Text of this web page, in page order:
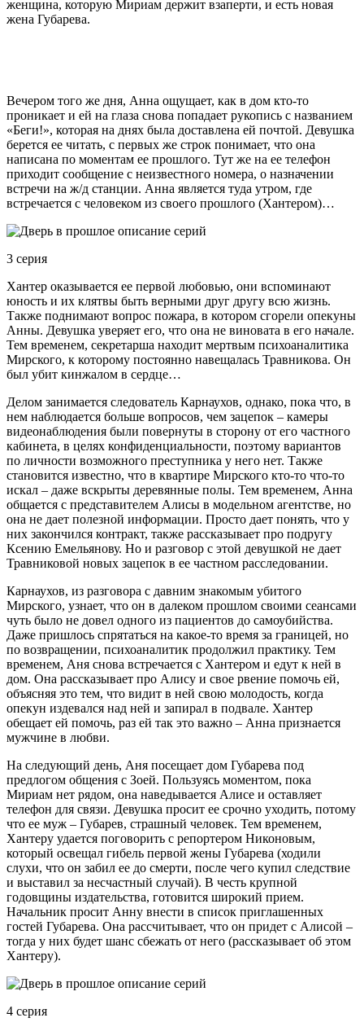
женщина, которую Мириам держит взаперти, и есть новая
жена Губарева.
Вечером того же дня, Анна ощущает, как в дом кто-то
проникает и ей на глаза снова попадает рукопись с названием
«Беги!», которая на днях была доставлена ей почтой. Девушка
берется ее читать, с первых же строк понимает, что она
написана по моментам ее прошлого. Тут же на ее телефон
приходит сообщение с неизвестного номера, о назначении
встречи на ж/д станции. Анна является туда утром, где
встречается с человеком из своего прошлого (Хантером)…
3 серия
Хантер оказывается ее первой любовью, они вспоминают
юность и их клятвы быть верными друг другу всю жизнь.
Также поднимают вопрос пожара, в котором сгорели опекуны
Анны. Девушка уверяет его, что она не виновата в его начале.
Тем временем, секретарша находит мертвым психоаналитика
Мирского, к которому постоянно навещалась Травникова. Он
был убит кинжалом в сердце…
Делом занимается следователь Карнаухов, однако, пока что, в
нем наблюдается больше вопросов, чем зацепок – камеры
видеонаблюдения были повернуты в сторону от его частного
кабинета, в целях конфиденциальности, поэтому вариантов
по личности возможного преступника у него нет. Также
становится известно, что в квартире Мирского кто-то что-то
искал – даже вскрыты деревянные полы. Тем временем, Анна
общается с представителем Алисы в модельном агентстве, но
она не дает полезной информации. Просто дает понять, что у
них закончился контракт, также рассказывает про подругу
Ксению Емельянову. Но и разговор с этой девушкой не дает
Травниковой новых зацепок в ее частном расследовании.
Карнаухов, из разговора с давним знакомым убитого
Мирского, узнает, что он в далеком прошлом своими сеансами
чуть было не довел одного из пациентов до самоубийства.
Даже пришлось спрятаться на какое-то время за границей, но
по возвращении, психоаналитик продолжил практику. Тем
временем, Аня снова встречается с Хантером и едут к ней в
дом. Она рассказывает про Алису и свое рвение помочь ей,
объясняя это тем, что видит в ней свою молодость, когда
опекун издевался над ней и запирал в подвале. Хантер
обещает ей помочь, раз ей так это важно – Анна признается
мужчине в любви.
На следующий день, Аня посещает дом Губарева под
предлогом общения с Зоей. Пользуясь моментом, пока
Мириам нет рядом, она наведывается Алисе и оставляет
телефон для связи. Девушка просит ее срочно уходить, потому
что ее муж – Губарев, страшный человек. Тем временем,
Хантеру удается поговорить с репортером Никоновым,
который освещал гибель первой жены Губарева (ходили
слухи, что он забил ее до смерти, после чего купил следствие
и выставил за несчастный случай). В честь крупной
годовщины издательства, готовится широкий прием.
Начальник просит Анну внести в список приглашенных
гостей Губарева. Она рассчитывает, что он придет с Алисой –
тогда у них будет шанс сбежать от него (рассказывает об этом
Хантеру).
4 серия